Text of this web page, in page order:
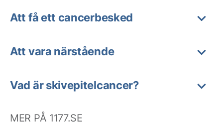
Att få ett cancerbesked
Att vara närstående
Vad är skivepitelcancer?
MER PÅ 1177.SE